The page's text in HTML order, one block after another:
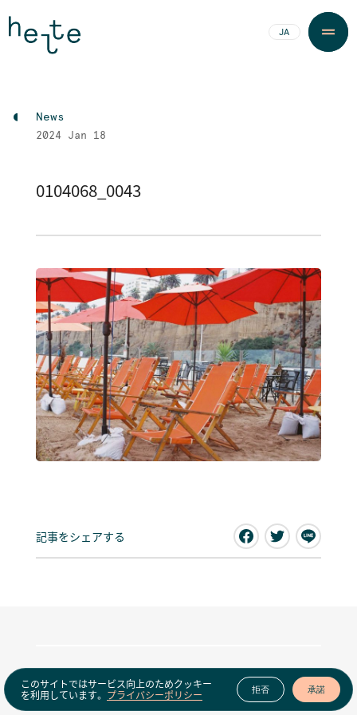
JA
News
2024 Jan 18
0104068_0043
記事をシェアする
Latest news View all news
このサイトではサービス向上のためクッキー
を利用しています。 プライバシーポリシー 拒否 承諾